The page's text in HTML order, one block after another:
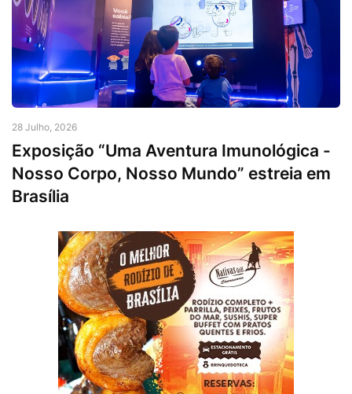
28 Julho, 2026
Exposição “Uma Aventura Imunológica -
Nosso Corpo, Nosso Mundo” estreia em
Brasília